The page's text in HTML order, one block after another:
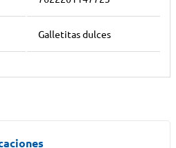
Galletitas dulces